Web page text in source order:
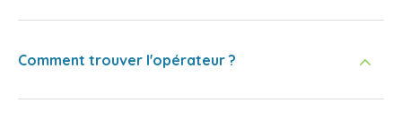
Comment trouver l'opérateur ?